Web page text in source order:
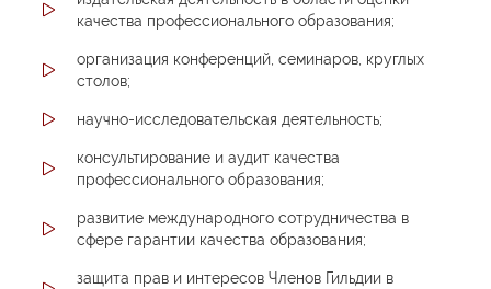
качества профессионального образования;
организация конференций, семинаров, круглых
столов;
научно-исследовательская деятельность;
консультирование и аудит качества
профессионального образования;
развитие международного сотрудничества в
сфере гарантии качества образования;
защита прав и интересов Членов Гильдии в